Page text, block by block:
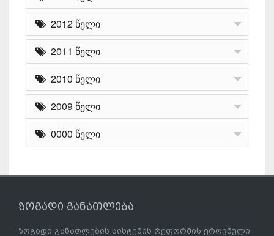
2012 წელი
2011 წელი
2010 წელი
2009 წელი
0000 წელი
ზოგადი განათლება
ზოგადი განათლების სისტემის რეფორმის ეროვნული